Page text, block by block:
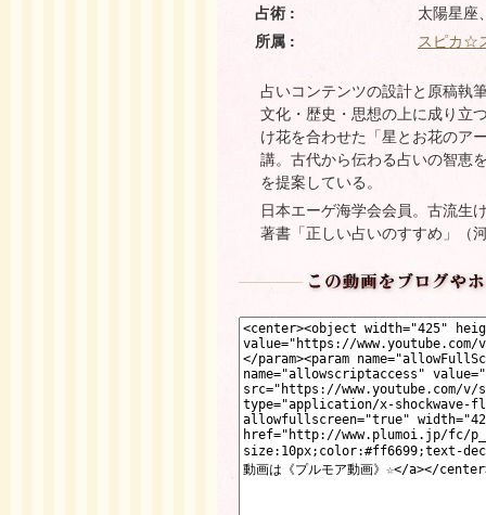
占術 :
太陽星座
所属 :
スピカ☆
占いコンテンツの設計と原稿執
文化・歴史・思想の上に成り立
け花を合わせた「星とお花のア
講。古代から伝わる占いの智恵
を提案している。
日本エーゲ海学会会員。古流生
著書「正しい占いのすすめ」（